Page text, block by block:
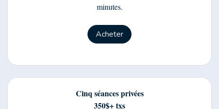
minutes.
Acheter
Cinq séances privées
350$+ txs